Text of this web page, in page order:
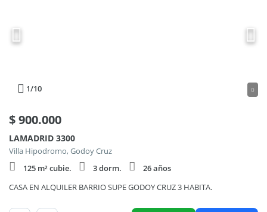
1/10 0
$900.000
LAMADRID 3300
Villa Hipodromo, Godoy Cruz
125 m² cubie.
3 dorm.
26 años
CASA EN ALQUILER BARRIO SUPE GODOY CRUZ 3 HABITA.